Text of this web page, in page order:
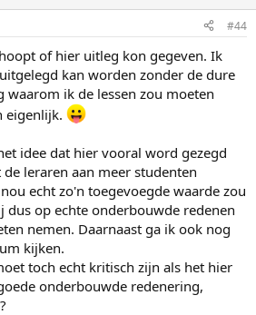
#44
of hier uitleg kon gegeven. Ik
kan worden zonder de dure
waarom ik de lessen zou moeten
eigenlijk.
idee dat hier vooral word gezegd
leraren aan meer studenten
echt zo'n toegevoegde waarde zou
dus op echte onderbouwde redenen
nemen. Daarnaast ga ik ook nog
kijken.
toch echt kritisch zijn als het hier
onderbouwde redenering,